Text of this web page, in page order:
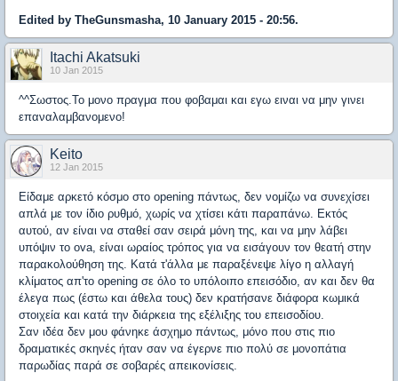
Edited by TheGunsmasha, 10 January 2015 - 20:56.
Itachi Akatsuki
10 Jan 2015
^^Σωστος.Το μονο πραγμα που φοβαμαι και εγω ειναι να μην γινει
επαναλαμβανομενο!
Keito
12 Jan 2015
Είδαμε αρκετό κόσμο στο opening πάντως, δεν νομίζω να συνεχίσει
απλά με τον ίδιο ρυθμό, χωρίς να χτίσει κάτι παραπάνω. Εκτός
αυτού, αν είναι να σταθεί σαν σειρά μόνη της, και να μην λάβει
υπόψιν το ova, είναι ωραίος τρόπος για να εισάγουν τον θεατή στην
παρακολούθηση της. Κατά τ'άλλα με παραξένεψε λίγο η αλλαγή
κλίματος απ'το opening σε όλο το υπόλοιπο επεισόδιο, αν και δεν θα
έλεγα πως (έστω και άθελα τους) δεν κρατήσανε διάφορα κωμικά
στοιχεία και κατά την διάρκεια της εξέλιξης του επεισοδίου.
Σαν ιδέα δεν μου φάνηκε άσχημο πάντως, μόνο που στις πιο
δραματικές σκηνές ήταν σαν να έγερνε πιο πολύ σε μονοπάτια
παρωδίας παρά σε σοβαρές απεικονίσεις.